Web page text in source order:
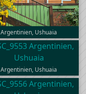
Argentinien, Ushuaia
Argentinien, Ushuaia